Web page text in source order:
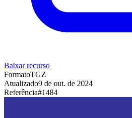
Baixar recurso
FormatoTGZ
Atualizado9 de out. de 2024
Referência#1484